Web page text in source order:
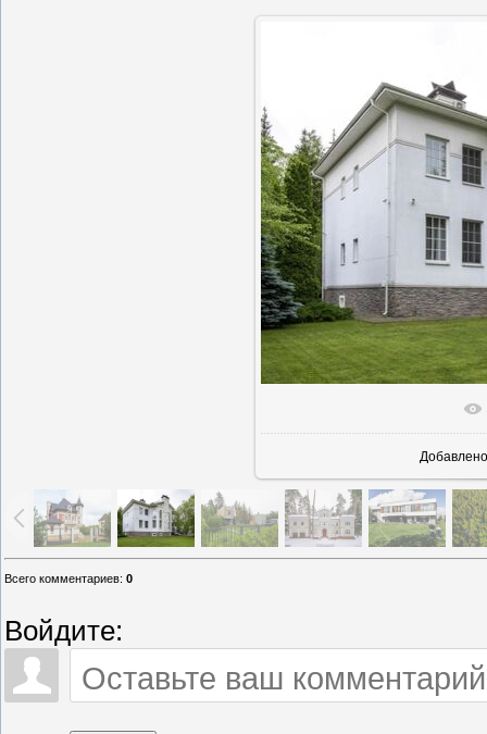
В
Добавлено
Всего комментариев: 0
Войдите: